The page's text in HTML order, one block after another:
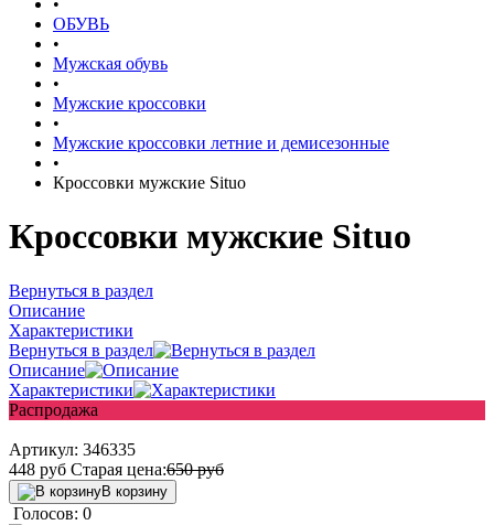
•
ОБУВЬ
•
Мужская обувь
•
Мужские кроссовки
•
Мужские кроссовки летние и демисезонные
•
Кроссовки мужские Situo
Кроссовки мужские Situo
Вернуться в раздел
Описание
Характеристики
Вернуться в раздел
Описание
Характеристики
Распродажа
Артикул: 346335
448 руб Старая цена:650руб
В корзину
Голосов: 0